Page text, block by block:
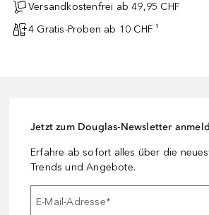
Versandkostenfrei ab 49,95 CHF
4 Gratis-Proben ab 10 CHF ¹
Jetzt zum Douglas-Newsletter
Erfahre ab sofort alles über die
Trends und Angebote.
E-Mail-Adresse*